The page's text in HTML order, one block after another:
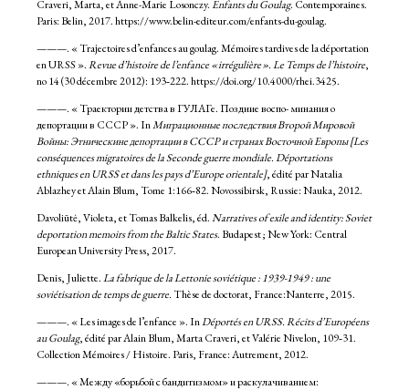
Craveri, Marta, et Anne-Marie Losonczy.Enfants du Goulag. Contemporaines.
Paris: Belin, 2017. https://www.belin-editeur.com/enfants-du-goulag.
———. « Trajectoires d’enfances au goulag. Mémoires tardives de la déportation
en URSS ».Revue d’histoire de l’enfance « irrégulière ». Le Temps de l’histoire,
no 14 (30 décembre 2012): 193‑222. https://doi.org/10.4000/rhei.3425.
———. « Траектории детства в ГУЛАГе. Поздние воспо- минания о
депортации в СССР ». InМиграционные последствия Второй Мировой
Войны: Этническине депортации в СССР и странах Восточной Европы [Les
conséquences migratoires de la Seconde guerre mondiale. Déportations
ethniques en URSS et dans les pays d’Europe orientale], édité par Natalia
Ablazhey et Alain Blum, Tome 1:166‑82. Novossibirsk, Russie: Nauka, 2012.
Davoliūtė, Violeta, et Tomas Balkelis, éd.Narratives of exile and identity: Soviet
deportation memoirs from the Baltic States. Budapest ; New York: Central
European University Press, 2017.
Denis, Juliette.La fabrique de la Lettonie soviétique : 1939-1949 : une
soviétisation de temps de guerre. Thèse de doctorat, France:Nanterre, 2015.
———. « Les images de l’enfance ». InDéportés en URSS. Récits d’Européens
au Goulag, édité par Alain Blum, Marta Craveri, et Valérie Nivelon, 109‑31.
Collection Mémoires / Histoire. Paris, France: Autrement, 2012.
———. « Между «борьбой с бандитизмом» и раскулачиванием: